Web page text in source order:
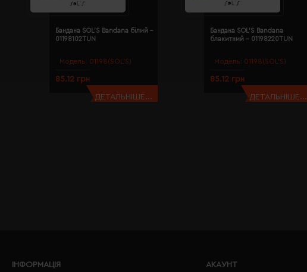
Модель: 01198(SOL’S)
Бандана SOL'S Bandana білий -
01198102TUN
85.12 грн
ДЕТАЛЬНІШЕ...
Модель: 01198(SOL’S)
Бандана SOL'S Bandana
блакитний - 01198220TUN
85.12 грн
ДЕТАЛЬНІШЕ...
ІНФОРМАЦІЯ АКАУНТ